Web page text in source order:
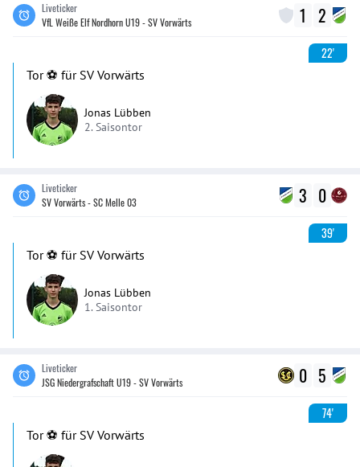
Liveticker
VfL Weiße Elf Nordhorn U19 - SV Vorwärts
1 2
22'
Tor ⚽️ für SV Vorwärts
Jonas Lübben
2. Saisontor
Liveticker
SV Vorwärts - SC Melle 03
3 0
39'
Tor ⚽️ für SV Vorwärts
Jonas Lübben
1. Saisontor
Liveticker
JSG Niedergrafschaft U19 - SV Vorwärts
0 5
74'
Tor ⚽️ für SV Vorwärts